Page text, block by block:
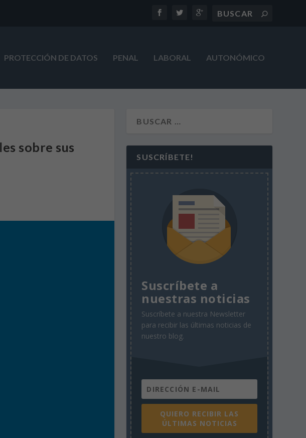
PROTECCIÓN DE DATOS PENAL LABORAL AUTONÓMICO
sobre sus
SUSCRÍBETE!
Suscríbete a
nuestras noticias
Suscríbete a nuestra Newsletter
para recibir las últimas noticias de
nuestro blog.
QUIERO RECIBIR LAS
ÚLTIMAS NOTICIAS